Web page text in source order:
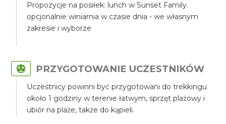
Propozycje na posiłek: lunch w Sunset Family.
opcjonalnie winiarnia w czasie dnia - we własnym
zakresie i wyborze
PRZYGOTOWANIE UCZESTNIKÓW
Uczestnicy powinni być przygotowani do trekkingu
około 1 godziny w terenie łatwym, sprzęt plażowy i
ubiór na plaże, także do kąpieli.